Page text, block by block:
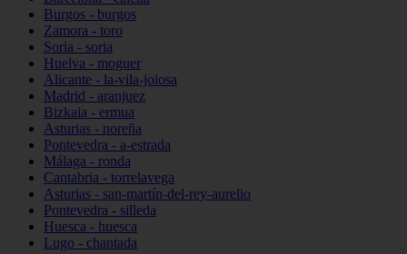
Burgos - burgos
Zamora - toro
Soria - soria
Huelva - moguer
Alicante - la-vila-joiosa
Madrid - aranjuez
Bizkaia - ermua
Asturias - noreña
Pontevedra - a-estrada
Málaga - ronda
Cantabria - torrelavega
Asturias - san-martín-del-rey-aurelio
Pontevedra - silleda
Huesca - huesca
Lugo - chantada